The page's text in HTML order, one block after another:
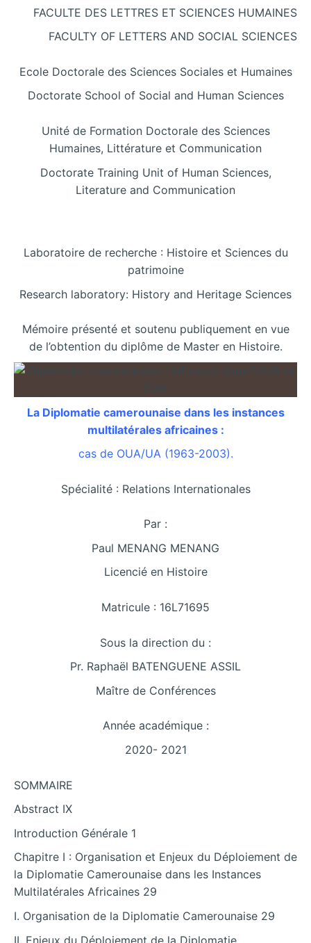
FACULTE DES LETTRES ET SCIENCES HUMAINES
FACULTY OF LETTERS AND SOCIAL SCIENCES
Ecole Doctorale des Sciences Sociales et Humaines
Doctorate School of Social and Human Sciences
Unité de Formation Doctorale des Sciences
Humaines, Littérature et Communication
Doctorate Training Unit of Human Sciences,
Literature and Communication
Laboratoire de recherche : Histoire et Sciences du
patrimoine
Research laboratory: History and Heritage Sciences
Mémoire présenté et soutenu publiquement en vue
de l’obtention du diplôme de Master en Histoire.
La Diplomatie camerounaise dans les instances
multilatérales africaines :
cas de OUA/UA (1963-2003).
Spécialité : Relations Internationales
Par :
Paul MENANG MENANG
Licencié en Histoire
Matricule : 16L71695
Sous la direction du :
Pr. Raphaël BATENGUENE ASSIL
Maître de Conférences
Année académique :
2020- 2021
SOMMAIRE
Abstract IX
Introduction Générale 1
Chapitre I : Organisation et Enjeux du Déploiement de
la Diplomatie Camerounaise dans les Instances
Multilatérales Africaines 29
I. Organisation de la Diplomatie Camerounaise 29
II. Enjeux du Déploiement de la Diplomatie